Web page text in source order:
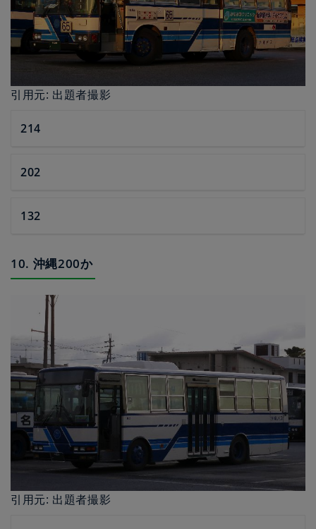
引用元: 出題者撮影
214
202
132
10. 沖縄200か
引用元: 出題者撮影